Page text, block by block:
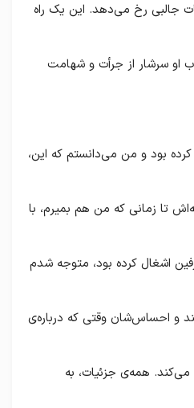
جالبی رخ می‌دهد. این یک راه
او سرشار از جرأت و شهامت
بود و من می‌دانستم که این،
تا زمانی که من هم بمیرم، با
اشغال کرده بود، متوجه شدم
و احساس‌شان وقتی که درباره‌ی
می‌کند. همه‌ی جزئیات، به